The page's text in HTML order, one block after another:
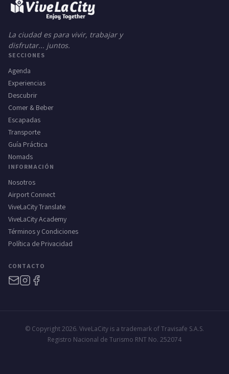
La ciudad es para vivir, trabajar y
disfrutar... juntos.
SECCIONES
Agenda
Experiencias
Descubrir
Comer & Beber
Escapadas
Transporte
Guía Práctica
Nomads
INFORMACIÓN
Nosotros
Airport Connect
ViveLaCity Translate
ViveLaCity Academy
Términos y Condiciones
Política de Privacidad
CONTACTO
© Copyright 2026. ViveLaCity is a trademark of Travisafe S.A.S.
Registro Nacional de Turismo RNT No. 252074